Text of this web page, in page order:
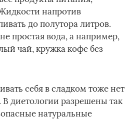
напротив
до полутора литров.
простая вода, а например,
чай, кружка кофе без
себя в сладком тоже нет
диетологии разрешены так
натуральные